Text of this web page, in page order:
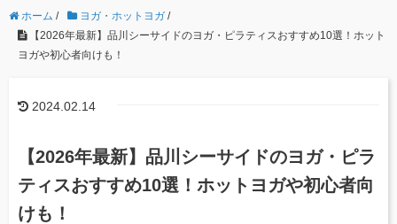
ホーム / ヨガ・ホットヨガ /
【2026年最新】品川シーサイドのヨガ・ピラティスおすすめ10選！ホット
ヨガや初心者向けも！
2024.02.14
【2026年最新】品川シーサイドのヨガ・ピラ
ティスおすすめ10選！ホットヨガや初心者向
けも！